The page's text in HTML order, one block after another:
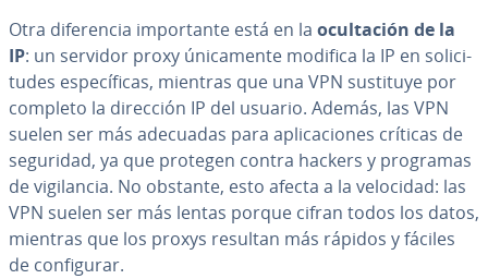
Otra di­fe­re­n­cia im­po­r­ta­n­te está en la ocu­l­ta­ción de la
IP: un servidor proxy úni­ca­me­n­te modifica la IP en so­li­ci­
tu­des es­pe­cí­fi­cas, mientras que una VPN sustituye por
completo la dirección IP del usuario. Además, las VPN
suelen ser más adecuadas para apli­ca­cio­nes críticas de
seguridad, ya que protegen contra hackers y programas
de vi­gi­la­n­cia. No obstante, esto afecta a la velocidad: las
VPN suelen ser más lentas porque cifran todos los datos,
mientras que los proxys resultan más rápidos y fáciles
de co­n­fi­gu­rar.